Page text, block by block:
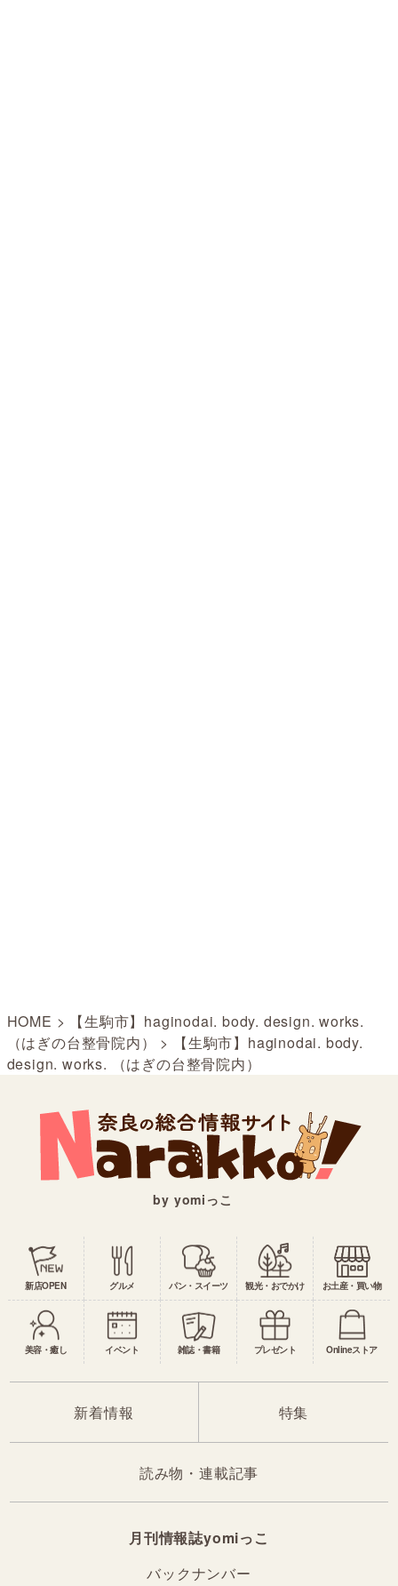
HOME >
【生駒市】haginodai. body. design. works.
（はぎの台整骨院内）
>
【生駒市】haginodai. body.
design. works. （はぎの台整骨院内）
by yomiっこ
新店OPEN グルメ パン・スイーツ 観光・おでかけ お土産・買い物
美容・癒し イベント 雑誌・書籍 プレゼント Onlineストア
新着情報 特集
読み物・連載記事
月刊情報誌yomiっこ
バックナンバー